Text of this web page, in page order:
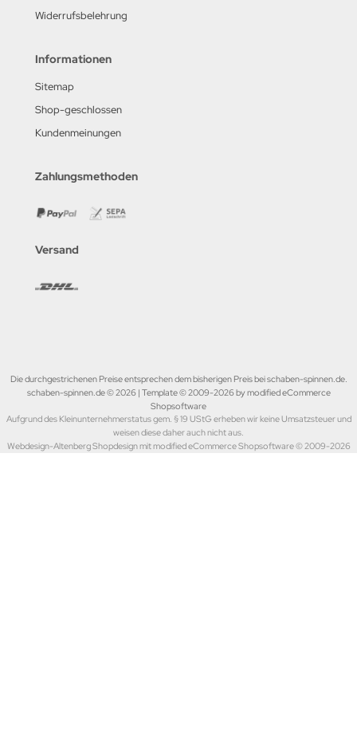
Widerrufsbelehrung
Informationen
Sitemap
Shop-geschlossen
Kundenmeinungen
Zahlungsmethoden
Versand
Die durchgestrichenen Preise entsprechen dem bisherigen Preis bei schaben-spinnen.de.
schaben-spinnen.de © 2026 | Template © 2009-2026 by modified eCommerce
Shopsoftware
Aufgrund des Kleinunternehmerstatus gem. § 19 UStG erheben wir keine Umsatzsteuer und
weisen diese daher auch nicht aus.
Webdesign-Altenberg Shopdesign mit modified eCommerce Shopsoftware © 2009-2026